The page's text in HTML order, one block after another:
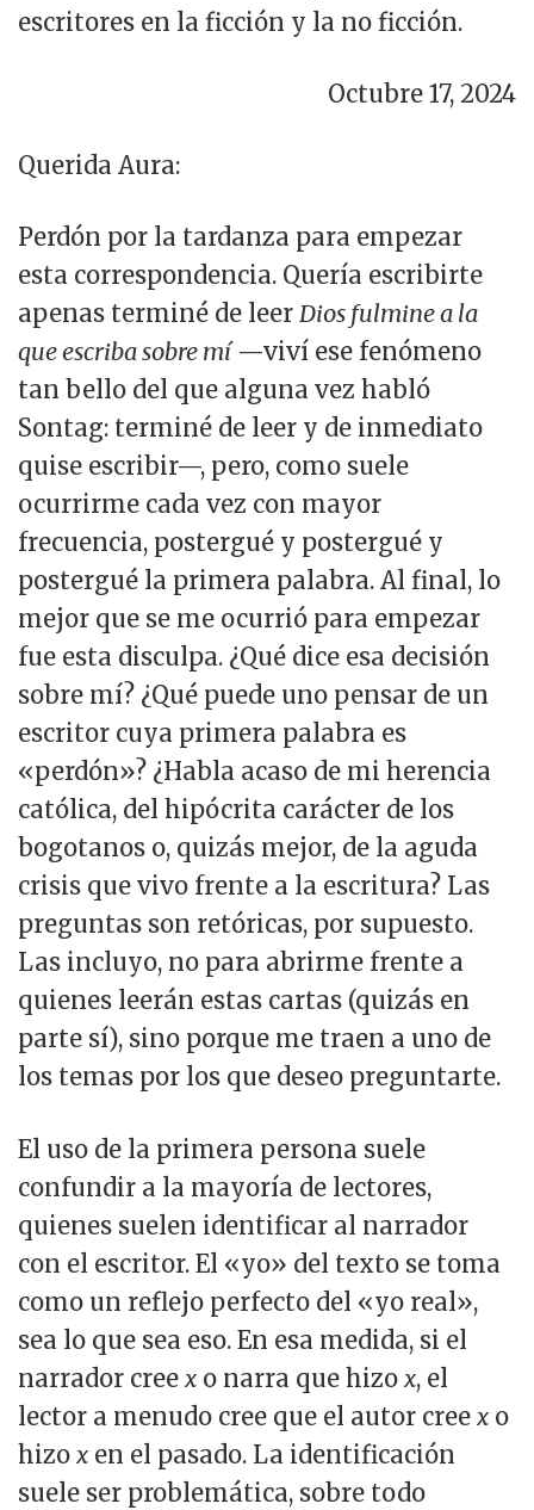
escritores en la ficción y la no ficción.
Octubre 17, 2024
Querida Aura:
Perdón por la tardanza para empezar
esta correspondencia. Quería escribirte
apenas terminé de leer Dios fulmine a la
que escriba sobre mí—viví ese fenómeno
tan bello del que alguna vez habló
Sontag: terminé de leer y de inmediato
quise escribir—, pero, como suele
ocurrirme cada vez con mayor
frecuencia, postergué y postergué y
postergué la primera palabra. Al final, lo
mejor que se me ocurrió para empezar
fue esta disculpa. ¿Qué dice esa decisión
sobre mí? ¿Qué puede uno pensar de un
escritor cuya primera palabra es
«perdón»? ¿Habla acaso de mi herencia
católica, del hipócrita carácter de los
bogotanos o, quizás mejor, de la aguda
crisis que vivo frente a la escritura? Las
preguntas son retóricas, por supuesto.
Las incluyo, no para abrirme frente a
quienes leerán estas cartas (quizás en
parte sí), sino porque me traen a uno de
los temas por los que deseo preguntarte.
El uso de la primera persona suele
confundir a la mayoría de lectores,
quienes suelen identificar al narrador
con el escritor. El «yo» del texto se toma
como un reflejo perfecto del «yo real»,
sea lo que sea eso. En esa medida, si el
narrador cree x o narra que hizo x, el
lector a menudo cree que el autor cree x o
hizo x en el pasado. La identificación
suele ser problemática, sobre todo